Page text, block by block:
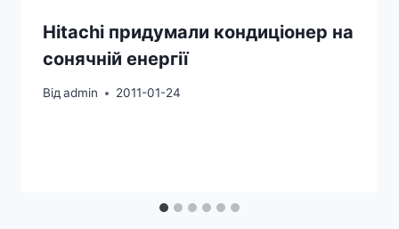
Hitachi придумали кондиціонер на
сонячній енергії
Відadmin 2011-01-24